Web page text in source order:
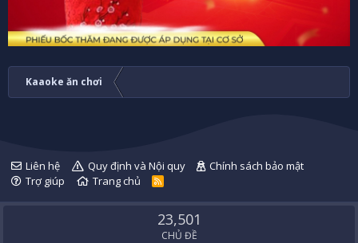
Kaaoke ăn chơi
Liên hệ Quy định và Nội quy
Chính sách bảo mật
Trợ giúp
Trang chủ
R
S
23,501
CHỦ ĐỀ